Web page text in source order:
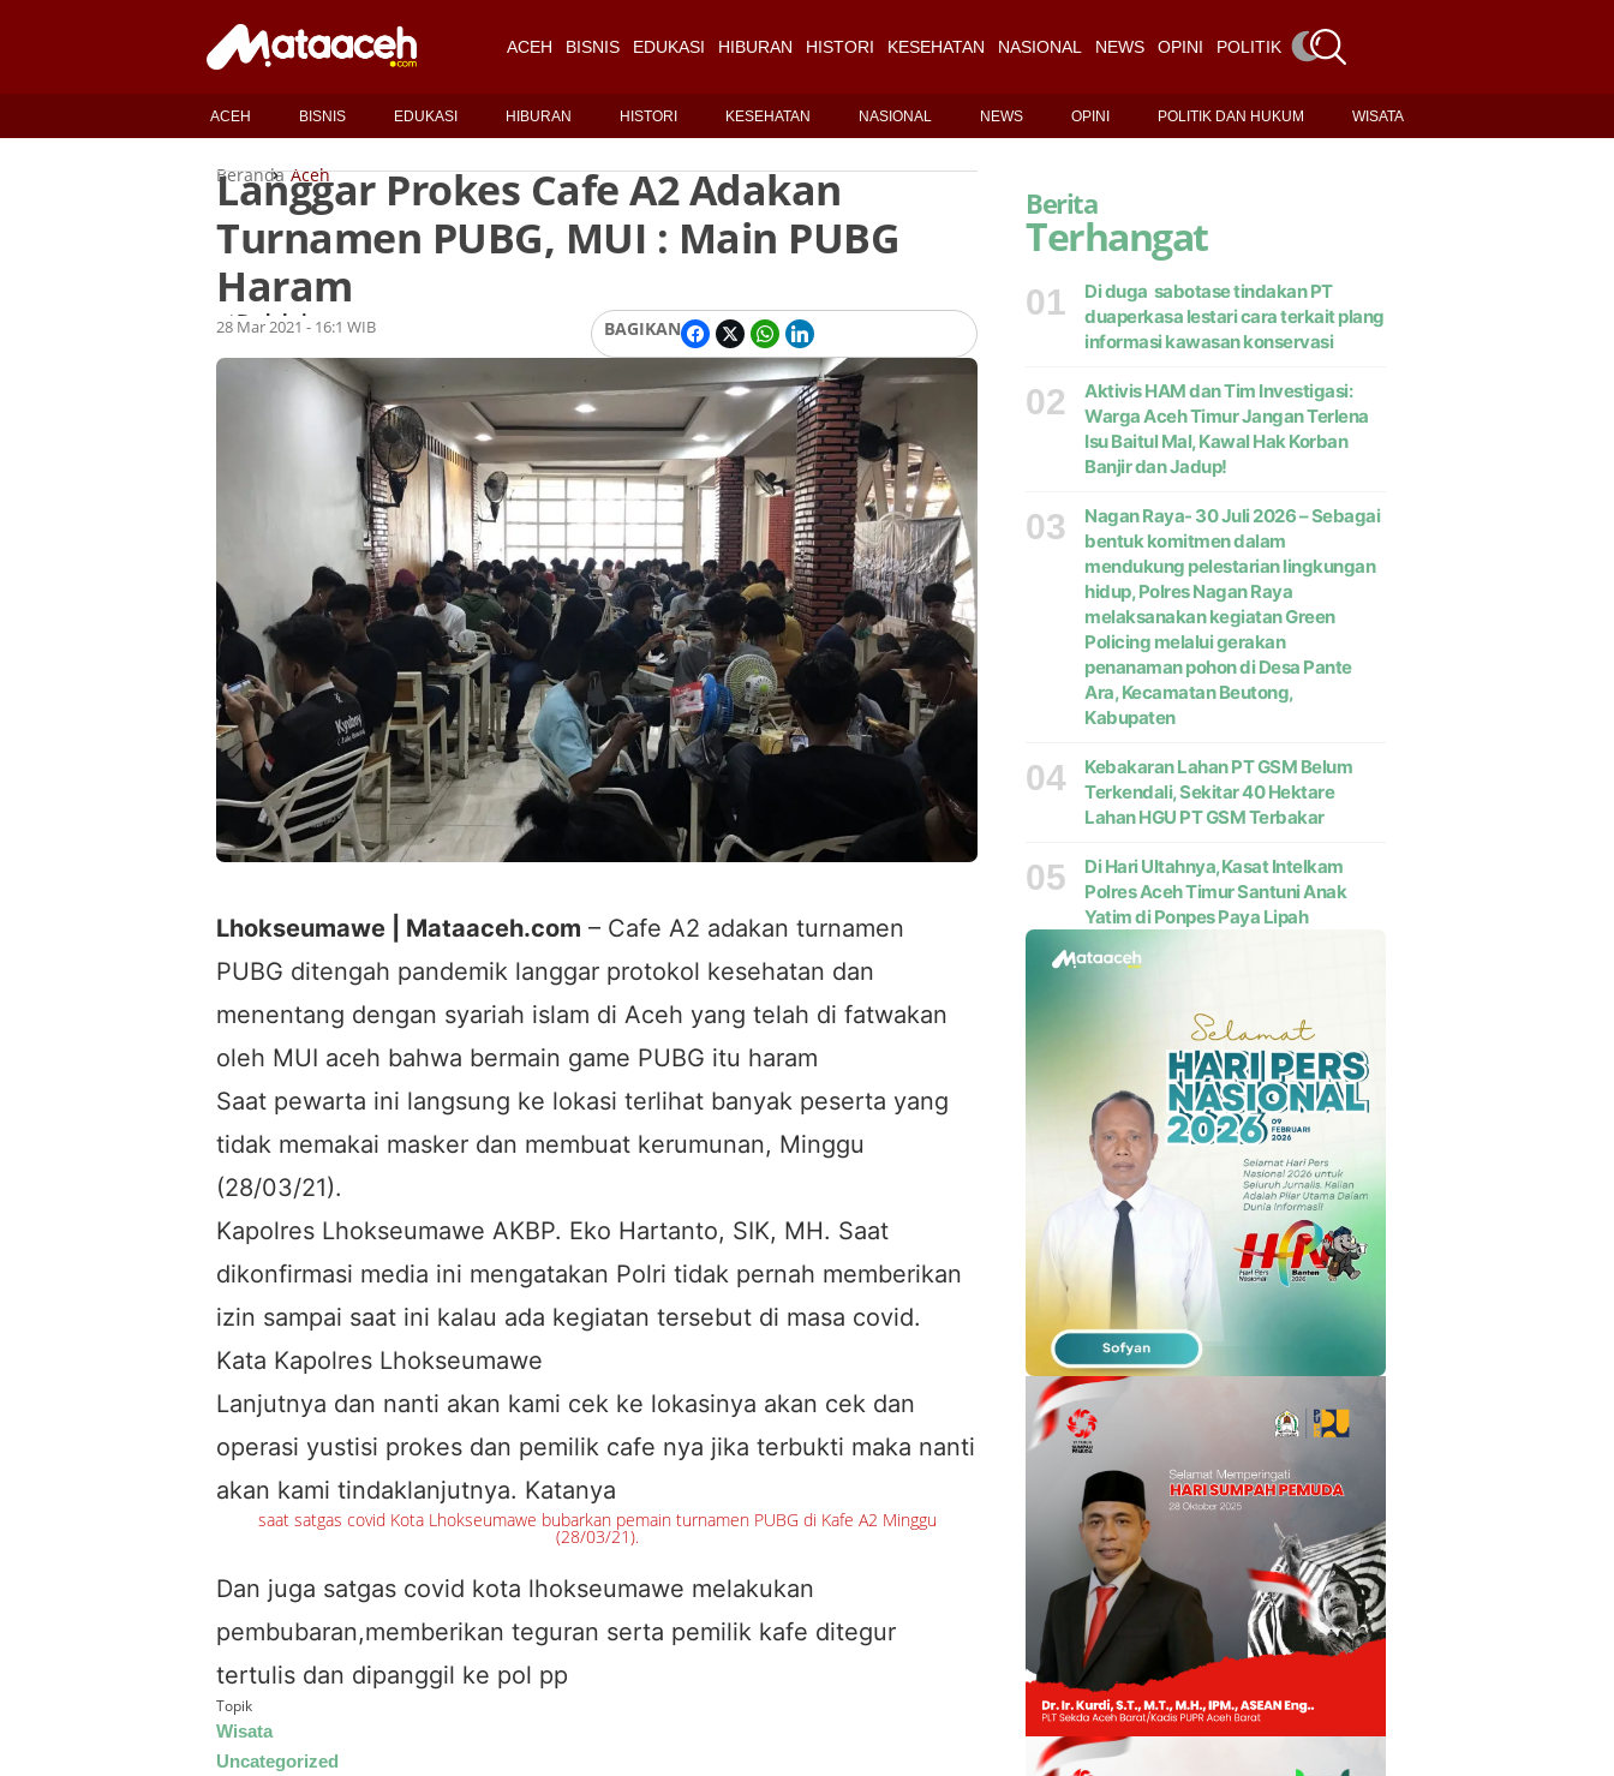
ACEH BISNIS EDUKASI HIBURAN HISTORI KESEHATAN NASIONAL NEWS OPINI POLITIK DAN HUKUM
ACEH BISNIS EDUKASI HIBURAN HISTORI KESEHATAN NASIONAL NEWS OPINI POLITIK DAN HUKUM WISATA
Beranda Aceh
Langgar Prokes Cafe A2 Adakan
Turnamen PUBG, MUI : Main PUBG
Haram
OlehRedaksi
28 Mar 2021 - 16:1 WIB BAGIKAN
Lhokseumawe | Mataaceh.com – Cafe A2 adakan turnamen
PUBG ditengah pandemik langgar protokol kesehatan dan
menentang dengan syariah islam di Aceh yang telah di fatwakan
oleh MUI aceh bahwa bermain game PUBG itu haram
Saat pewarta ini langsung ke lokasi terlihat banyak peserta yang
tidak memakai masker dan membuat kerumunan, Minggu
(28/03/21).
Kapolres Lhokseumawe AKBP. Eko Hartanto, SIK, MH. Saat
dikonfirmasi media ini mengatakan Polri tidak pernah memberikan
izin sampai saat ini kalau ada kegiatan tersebut di masa covid.
Kata Kapolres Lhokseumawe
Lanjutnya dan nanti akan kami cek ke lokasinya akan cek dan
operasi yustisi prokes dan pemilik cafe nya jika terbukti maka nanti
akan kami tindaklanjutnya. Katanya
saat satgas covid Kota Lhokseumawe bubarkan pemain turnamen PUBG di Kafe A2 Minggu
(28/03/21).
Dan juga satgas covid kota lhokseumawe melakukan
pembubaran,memberikan teguran serta pemilik kafe ditegur
tertulis dan dipanggil ke pol pp
Topik
Wisata
Uncategorized
Berita
Terhangat
01
Di duga sabotase tindakan PT
duaperkasa lestari cara terkait plang
informasi kawasan konservasi
02
Aktivis HAM dan Tim Investigasi:
Warga Aceh Timur Jangan Terlena
Isu Baitul Mal, Kawal Hak Korban
Banjir dan Jadup!
03
Nagan Raya- 30 Juli 2026 – Sebagai
bentuk komitmen dalam
mendukung pelestarian lingkungan
hidup, Polres Nagan Raya
melaksanakan kegiatan Green
Policing melalui gerakan
penanaman pohon di Desa Pante
Ara, Kecamatan Beutong,
Kabupaten
04
Kebakaran Lahan PT GSM Belum
Terkendali, Sekitar 40 Hektare
Lahan HGU PT GSM Terbakar
05
Di Hari Ultahnya,Kasat Intelkam
Polres Aceh Timur Santuni Anak
Yatim di Ponpes Paya Lipah